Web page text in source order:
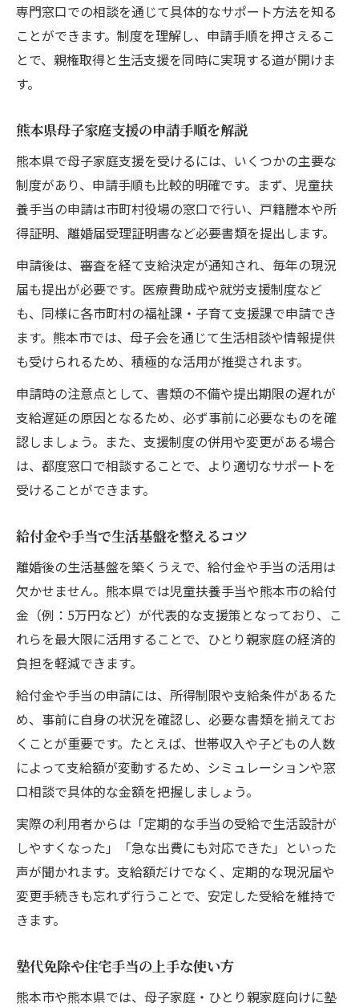
専門窓口での相談を通じて具体的なサポート方法を知る
ことができます。制度を理解し、申請手順を押さえるこ
とで、親権取得と生活支援を同時に実現する道が開けま
す。
熊本県母子家庭支援の申請手順を解説
熊本県で母子家庭支援を受けるには、いくつかの主要な
制度があり、申請手順も比較的明確です。まず、児童扶
養手当の申請は市町村役場の窓口で行い、戸籍謄本や所
得証明、離婚届受理証明書など必要書類を提出します。
申請後は、審査を経て支給決定が通知され、毎年の現況
届も提出が必要です。医療費助成や就労支援制度など
も、同様に各市町村の福祉課・子育て支援課で申請でき
ます。熊本市では、母子会を通じて生活相談や情報提供
も受けられるため、積極的な活用が推奨されます。
申請時の注意点として、書類の不備や提出期限の遅れが
支給遅延の原因となるため、必ず事前に必要なものを確
認しましょう。また、支援制度の併用や変更がある場合
は、都度窓口で相談することで、より適切なサポートを
受けることができます。
給付金や手当で生活基盤を整えるコツ
離婚後の生活基盤を築くうえで、給付金や手当の活用は
欠かせません。熊本県では児童扶養手当や熊本市の給付
金（例：5万円など）が代表的な支援策となっており、こ
れらを最大限に活用することで、ひとり親家庭の経済的
負担を軽減できます。
給付金や手当の申請には、所得制限や支給条件があるた
め、事前に自身の状況を確認し、必要な書類を揃えてお
くことが重要です。たとえば、世帯収入や子どもの人数
によって支給額が変動するため、シミュレーションや窓
口相談で具体的な金額を把握しましょう。
実際の利用者からは「定期的な手当の受給で生活設計が
しやすくなった」「急な出費にも対応できた」といった
声が聞かれます。支給額だけでなく、定期的な現況届や
変更手続きも忘れず行うことで、安定した受給を維持で
きます。
塾代免除や住宅手当の上手な使い方
熊本市や熊本県では、母子家庭・ひとり親家庭向けに塾